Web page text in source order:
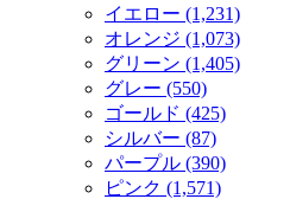
イエロー (1,231)
オレンジ (1,073)
グリーン (1,405)
グレー (550)
ゴールド (425)
シルバー (87)
パープル (390)
ピンク (1,571)